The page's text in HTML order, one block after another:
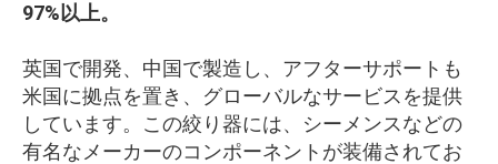
97%以上。
英国で開発、中国で製造し、アフターサポートも
米国に拠点を置き、グローバルなサービスを提供
しています。この絞り器には、シーメンスなどの
有名なメーカーのコンポーネントが装備されてお